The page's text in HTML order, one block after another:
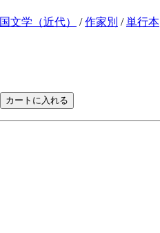
国文学（近代） /作家別 /単行本